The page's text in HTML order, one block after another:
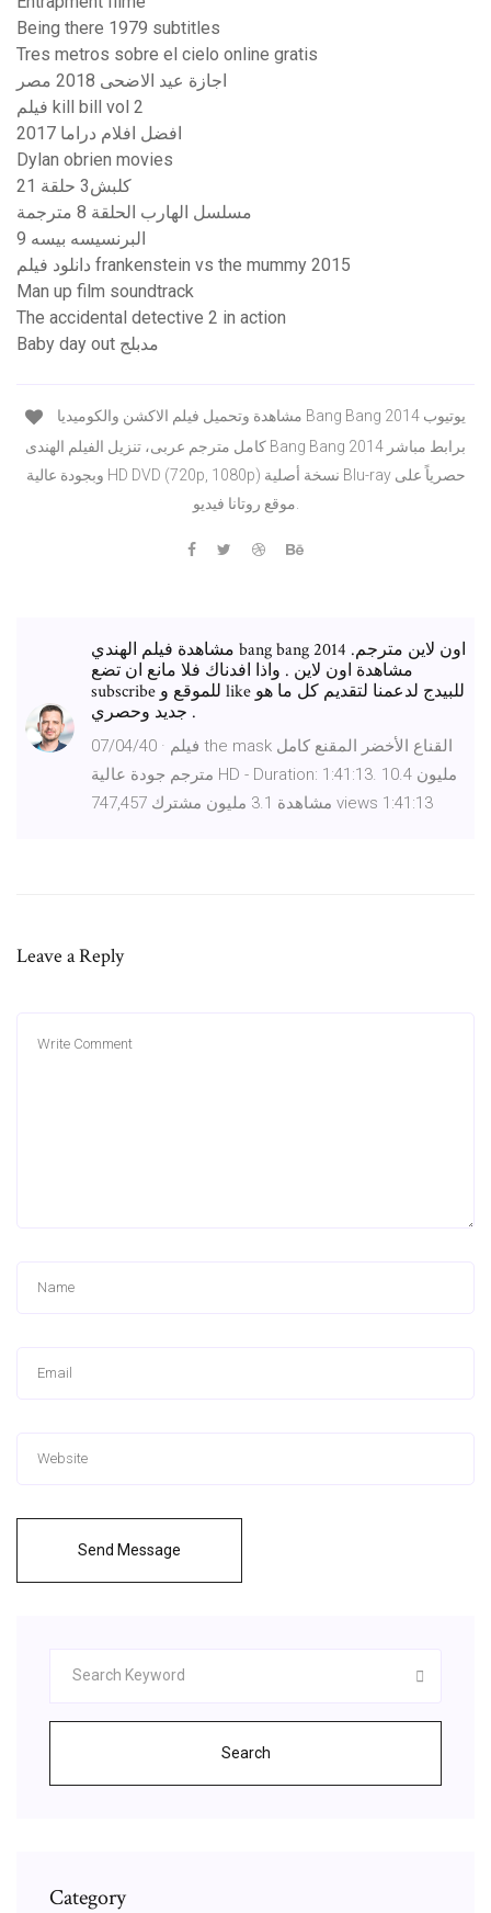
Being there 1979 subtitles
Tres metros sobre el cielo online gratis
اجازة عيد الاضحى 2018 مصر
فيلم kill bill vol 2
افضل افلام دراما 2017
Dylan obrien movies
كلبش3 حلقة 21
مسلسل الهارب الحلقة 8 مترجمة
البرنسيسه بيسه 9
دانلود فیلم frankenstein vs the mummy 2015
Man up film soundtrack
The accidental detective 2 in action
Baby day out مدبلج
كامل مترجم عربى، تنزيل الفيلم الهندى Bang Bang 2014 برابط مباشر
وبجودة عالية HD DVD (720p, 1080p) نسخة أصلية Blu-ray حصرياً على
مشاهدة فيلم الهندي bang bang 2014 اون لاين مترجم.
مشاهدة اون لاين . واذا افدناك فلا مانع ان تضع
subscribe للموقع و like للبيدج لدعمنا لتقديم كل ما هو
جديد وحصري .
07/04/40 · فيلم the mask القناع الأخضر المقنع كامل
مترجم جودة عالية HD - Duration: 1:41:13. 10.4 مليون
مشاهدة 3.1 مليون مشترك 747,457 views 1:41:13
Leave a Reply
Send Message
Search
Category